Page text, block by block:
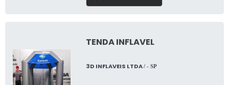
TENDA INFLAVEL
3D INFLAVEIS LTDA/ - SP